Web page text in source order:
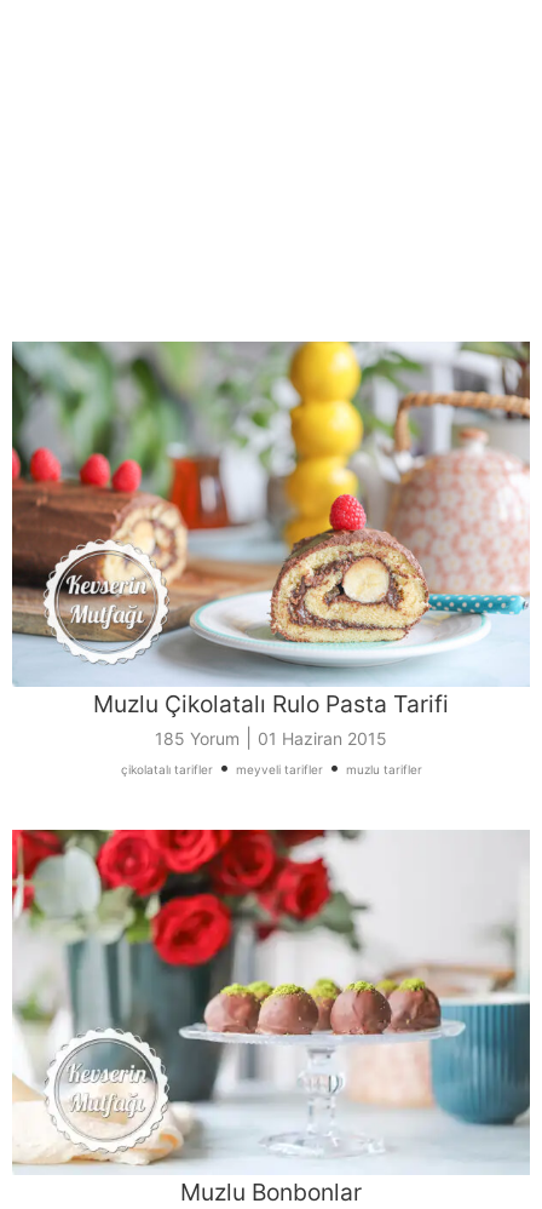
Muzlu Çikolatalı Rulo Pasta Tarifi
185 Yorum 01 Haziran 2015
çikolatalı tarifler• meyveli tarifler• muzlu tarifler
Muzlu Bonbonlar